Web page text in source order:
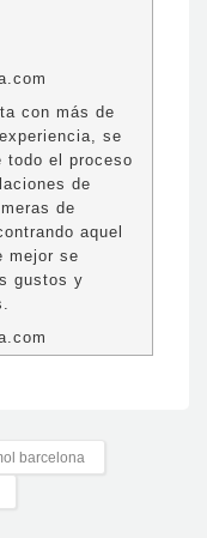
con más de
se
todo el proceso
de
de
aquel
mejor se
gustos y
barcelona